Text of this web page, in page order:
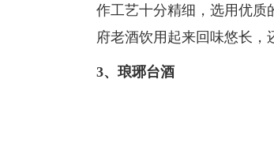
作工艺十分精细，选用优质
府老酒饮用起来回味悠长，
3、琅琊台酒